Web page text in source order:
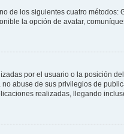
de los siguientes cuatro
la opción de avatar,
por el usuario o la posición
abuse de sus privilegios de
realizadas, llegando